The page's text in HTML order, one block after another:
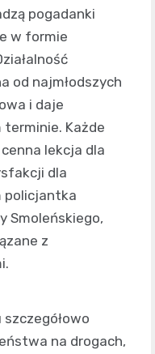
pogadanki
w formie
od najmłodszych
i daje
Każde
lekcja dla
dla
policjantka
Smoleńskiego,
z
na drogach,